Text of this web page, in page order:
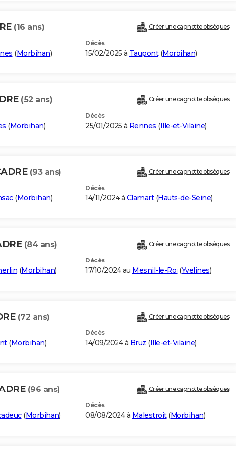
(16 ans) Créer une cagnotte obsèques
(Morbihan)
Décès
15/02/2025 à Taupont(Morbihan)
(52 ans) Créer une cagnotte obsèques
(Morbihan)
Décès
25/01/2025 à Rennes (Ille-et-Vilaine)
(93 ans) Créer une cagnotte obsèques
(Morbihan)
Décès
14/11/2024 à Clamart(Hauts-de-Seine)
(84 ans) Créer une cagnotte obsèques
(Morbihan)
Décès
17/10/2024 au Mesnil-le-Roi (Yvelines)
(72 ans) Créer une cagnotte obsèques
(Morbihan)
Décès
14/09/2024 à Bruz (Ille-et-Vilaine)
(96 ans) Créer une cagnotte obsèques
(Morbihan)
Décès
08/08/2024 à Malestroit(Morbihan)